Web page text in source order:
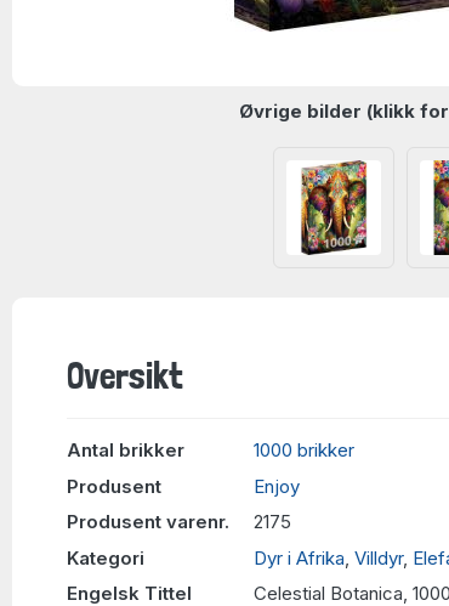
Øvrige bilder (klikk
Oversikt
Antal brikker
1000 brikker
Produsent
Enjoy
Produsent varenr.
2175
Kategori
Dyr i Afrika Villdyr,
Engelsk Tittel
Celestial Botanica,